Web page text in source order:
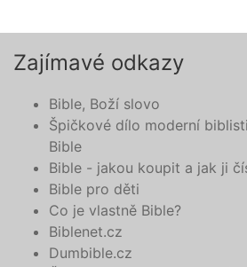
Zajímavé odkazy
Bible, Boží slovo
Špičkové dílo moderní
Bible
Bible - jakou koupit a jak ji
Bible pro děti
Co je vlastně Bible?
Biblenet.cz
Dumbible.cz